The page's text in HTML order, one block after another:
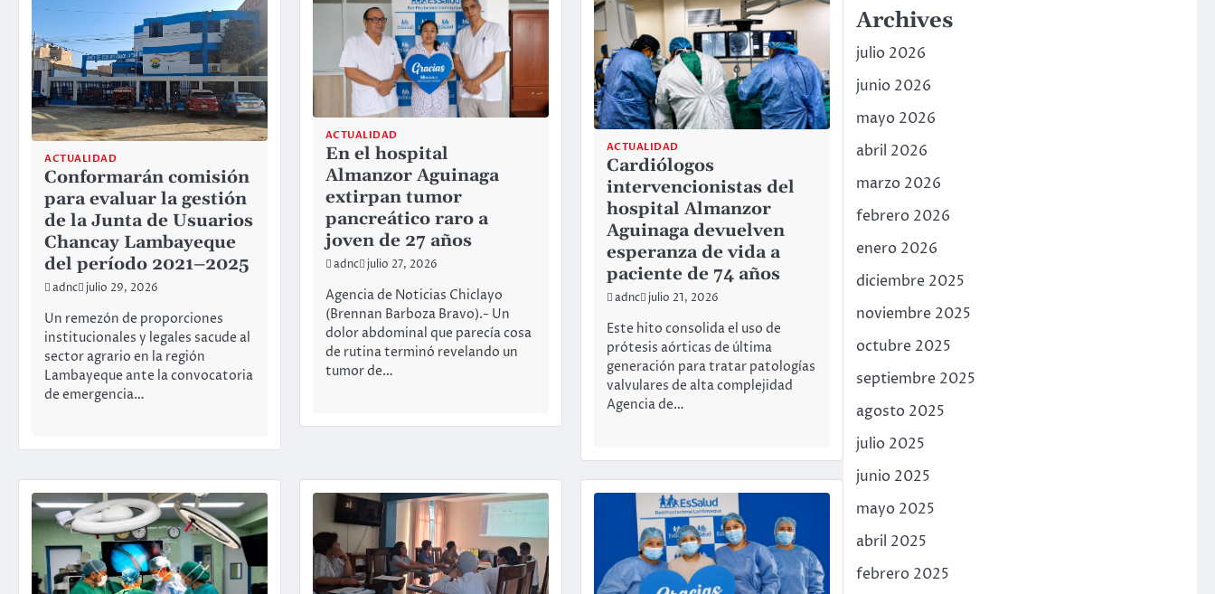
ACTUALIDAD
Conformarán comisión
para evaluar la gestión
de la Junta de Usuarios
Chancay Lambayeque
del período 2021–2025
adnc julio 29, 2026
Un remezón de proporciones
institucionales y legales sacude al
sector agrario en la región
Lambayeque ante la convocatoria
de emergencia…
ACTUALIDAD
En el hospital
Almanzor Aguinaga
extirpan tumor
pancreático raro a
joven de 27 años
adnc julio 27, 2026
Agencia de Noticias Chiclayo
(Brennan Barboza Bravo).- Un
dolor abdominal que parecía cosa
de rutina terminó revelando un
tumor de…
ACTUALIDAD
Cardiólogos
intervencionistas del
hospital Almanzor
Aguinaga devuelven
esperanza de vida a
paciente de 74 años
adnc julio 21, 2026
Este hito consolida el uso de
prótesis aórticas de última
generación para tratar patologías
valvulares de alta complejidad
Agencia de…
Archives
julio 2026
junio 2026
mayo 2026
abril 2026
marzo 2026
febrero 2026
enero 2026
diciembre 2025
noviembre 2025
octubre 2025
septiembre 2025
agosto 2025
julio 2025
junio 2025
mayo 2025
abril 2025
febrero 2025